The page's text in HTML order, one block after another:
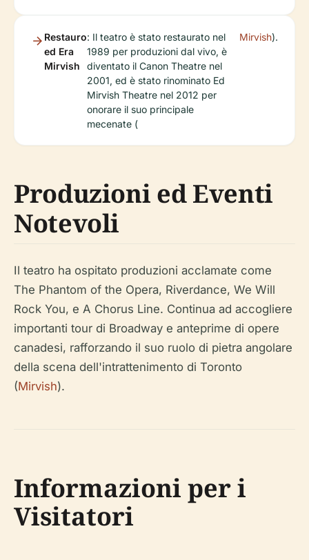
Restauro
ed Era
Mirvish
: Il teatro è stato restaurato nel
1989 per produzioni dal vivo, è
diventato il Canon Theatre nel
2001, ed è stato rinominato Ed
Mirvish Theatre nel 2012 per
onorare il suo principale
mecenate (
Mirvish).
Produzioni ed Eventi
Notevoli
Il teatro ha ospitato produzioni acclamate come
The Phantom of the Opera, Riverdance, We Will
Rock You, e A Chorus Line. Continua ad accogliere
importanti tour di Broadway e anteprime di opere
canadesi, rafforzando il suo ruolo di pietra angolare
della scena dell'intrattenimento di Toronto
(Mirvish).
Informazioni per i
Visitatori